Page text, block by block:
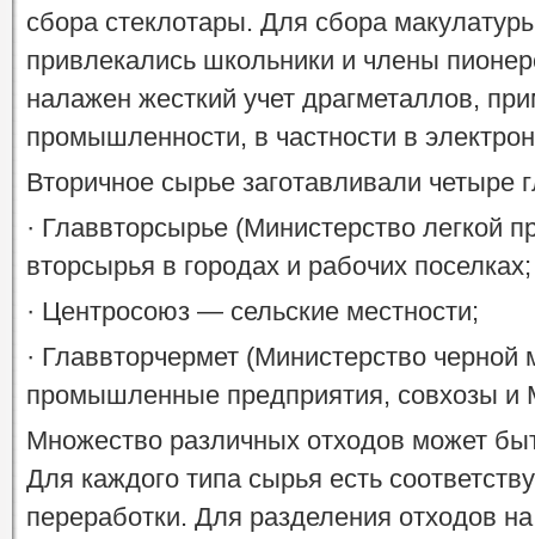
сбора стеклотары. Для сбора
привлекались школьники и члены
налажен жесткий учет драгметаллов,
промышленности, в частности в
Вторичное сырье заготавливали четыре
· Главвторсырье (Министерство
вторсырья в городах и рабочих поселках;
· Центросоюз — сельские местности;
· Главвторчермет (Министерство
промышленные предприятия, совхозы
Множество различных отходов может
Для каждого типа сырья есть
переработки. Для разделения отходов